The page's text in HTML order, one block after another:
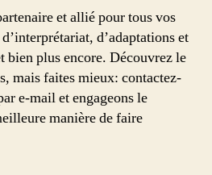
et allié pour tous vos
d’adaptations et
bien plus encore. Découvrez le
mais faites mieux: contactez-
e-mail et engageons le
manière de faire